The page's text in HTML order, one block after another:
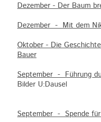
Dezember - Der Baum
Dezember - Mit dem
Oktober - Die
Bauer
September - Führung
Bilder U:Dausel
September - Spende